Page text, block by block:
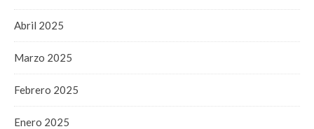
Abril 2025
Marzo 2025
Febrero 2025
Enero 2025